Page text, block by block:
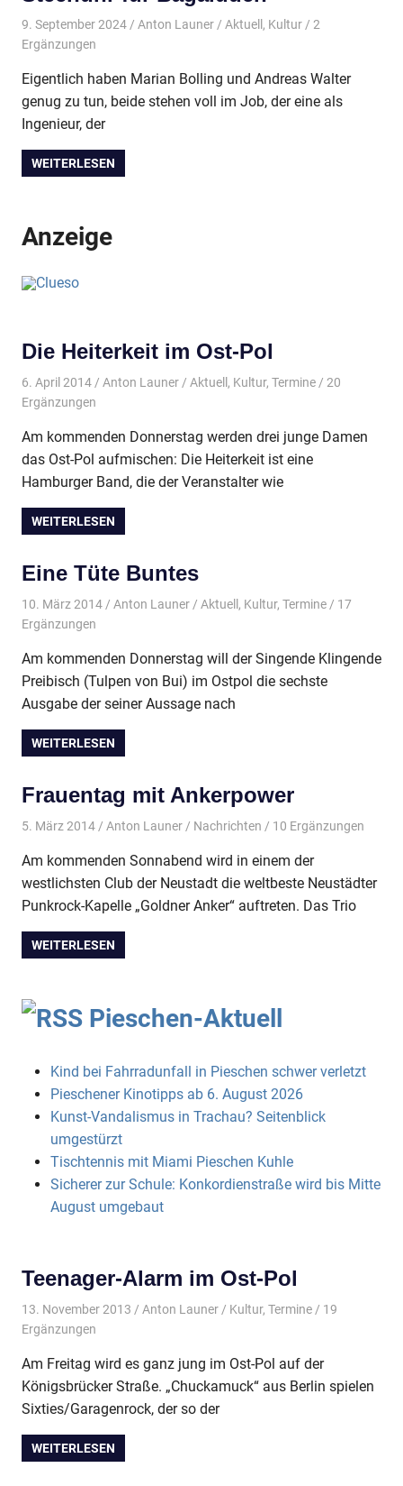
9. September 2024 Anton Launer Aktuell , Kultur/ 2
Ergänzungen
Eigentlich haben Marian Bolling und Andreas Walter
genug zu tun, beide stehen voll im Job, der eine als
Ingenieur, der
WEITERLESEN
Anzeige
Die Heiterkeit im Ost-Pol
6. April 2014 Anton Launer Aktuell , Kultur, Termine/ 20
Ergänzungen
Am kommenden Donnerstag werden drei junge Damen
das Ost-Pol aufmischen: Die Heiterkeit ist eine
Hamburger Band, die der Veranstalter wie
WEITERLESEN
Eine Tüte Buntes
10. März 2014 Anton Launer Aktuell , Kultur, Termine/ 17
Ergänzungen
Am kommenden Donnerstag will der Singende Klingende
Preibisch (Tulpen von Bui) im Ostpol die sechste
Ausgabe der seiner Aussage nach
WEITERLESEN
Frauentag mit Ankerpower
5. März 2014 Anton Launer Nachrichten / 10 Ergänzungen
Am kommenden Sonnabend wird in einem der
westlichsten Club der Neustadt die weltbeste Neustädter
Punkrock-Kapelle „Goldner Anker“ auftreten. Das Trio
WEITERLESEN
Pieschen-Aktuell
Kind bei Fahrradunfall in Pieschen schwer verletzt
Pieschener Kinotipps ab 6. August 2026
Kunst-Vandalismus in Trachau? Seitenblick
umgestürzt
Tischtennis mit Miami Pieschen Kuhle
Sicherer zur Schule: Konkordienstraße wird bis Mitte
August umgebaut
Teenager-Alarm im Ost-Pol
13. November 2013 Anton Launer Kultur, Termine/ 19
Ergänzungen
Am Freitag wird es ganz jung im Ost-Pol auf der
Königsbrücker Straße. „Chuckamuck“ aus Berlin spielen
Sixties/Garagenrock, der so der
WEITERLESEN